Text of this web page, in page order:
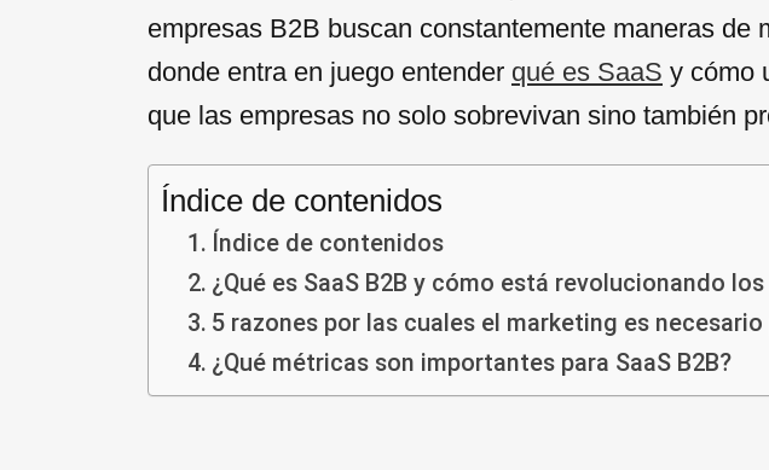
empresas B2B buscan constantemente maneras
donde entra en juego entender qué es SaaS y cómo
que las empresas no solo sobrevivan sino también
Índice de contenidos
Índice de contenidos
¿Qué es SaaS B2B y cómo está revolucionando
5 razones por las cuales el marketing es
¿Qué métricas son importantes para SaaS B2B?